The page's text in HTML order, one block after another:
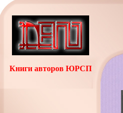
Книги авторов ЮРСП